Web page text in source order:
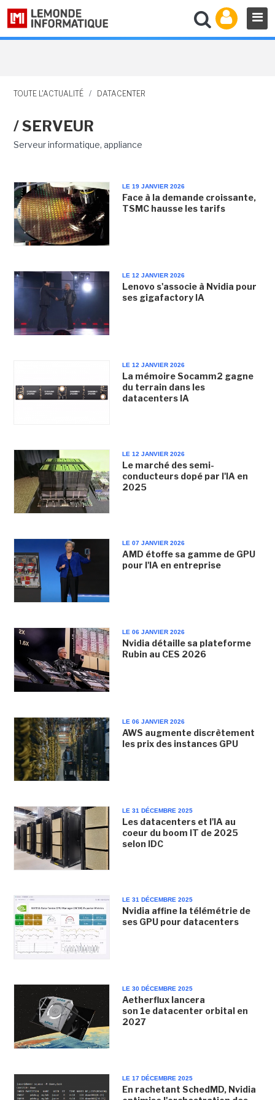
TOUTE L'ACTUALITÉ / DATACENTER
/ SERVEUR
Serveur informatique, appliance
LE 19 JANVIER 2026
Face à la demande croissante,
TSMC hausse les tarifs
LE 12 JANVIER 2026
Lenovo s'associe à Nvidia pour
ses gigafactory IA
LE 12 JANVIER 2026
La mémoire Socamm2 gagne
du terrain dans les
datacenters IA
LE 12 JANVIER 2026
Le marché des semi-
conducteurs dopé par l'IA en
2025
LE 07 JANVIER 2026
AMD étoffe sa gamme de GPU
pour l'IA en entreprise
LE 06 JANVIER 2026
Nvidia détaille sa plateforme
Rubin au CES 2026
LE 06 JANVIER 2026
AWS augmente discrètement
les prix des instances GPU
LE 31 DÉCEMBRE 2025
Les datacenters et l'IA au
coeur du boom IT de 2025
selon IDC
LE 31 DÉCEMBRE 2025
Nvidia affine la télémétrie de
ses GPU pour datacenters
LE 30 DÉCEMBRE 2025
Aetherflux lancera
son 1e datacenter orbital en
2027
LE 17 DÉCEMBRE 2025
En rachetant SchedMD, Nvidia